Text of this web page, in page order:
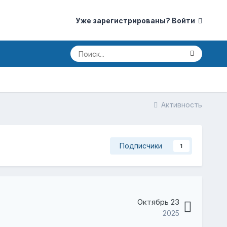
Уже зарегистрированы? Войти
Активность
Подписчики 1
Октябрь 23
2025